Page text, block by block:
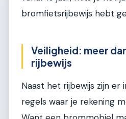
bromfietsrijbewijs hebt
Veiligheid: meer
rijbewijs
Naast het rijbewijs zijn er
regels waar je rekening